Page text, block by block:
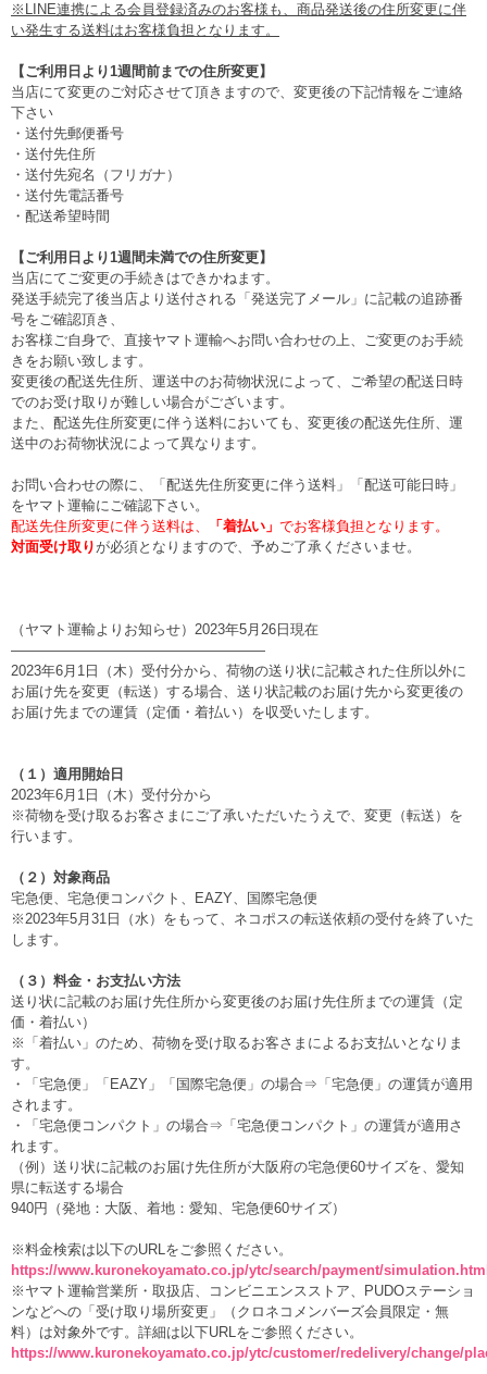
※LINE連携による会員登録済みのお客様も、商品発送後の住所変更に伴
い発生する送料はお客様負担となります。
【ご利用日より1週間前までの住所変更】
当店にて変更のご対応させて頂きますので、変更後の下記情報をご連絡
下さい
・送付先郵便番号
・送付先住所
・送付先宛名（フリガナ）
・送付先電話番号
・配送希望時間
【ご利用日より1週間未満での住所変更】
当店にてご変更の手続きはできかねます。
発送手続完了後当店より送付される「発送完了メール」に記載の追跡番
号をご確認頂き、
お客様ご自身で、直接ヤマト運輸へお問い合わせの上、ご変更のお手続
きをお願い致します。
変更後の配送先住所、運送中のお荷物状況によって、ご希望の配送日時
でのお受け取りが難しい場合がございます。
また、配送先住所変更に伴う送料においても、変更後の配送先住所、運
送中のお荷物状況によって異なります。
お問い合わせの際に、「配送先住所変更に伴う送料」「配送可能日時」
をヤマト運輸にご確認下さい。
配送先住所変更に伴う送料は、
「着払い」 でお客様負担となります。
対面受け取りが必須となりますので、予めご了承くださいませ。
（ヤマト運輸よりお知らせ）2023年5月26日現在
——————————————————
2023年6月1日（木）受付分から、荷物の送り状に記載された住所以外に
お届け先を変更（転送）する場合、送り状記載のお届け先から変更後の
お届け先までの運賃（定価・着払い）を収受いたします。
（１）適用開始日
2023年6月1日（木）受付分から
※荷物を受け取るお客さまにご了承いただいたうえで、変更（転送）を
行います。
（２）対象商品
宅急便、宅急便コンパクト、EAZY、国際宅急便
※2023年5月31日（水）をもって、ネコポスの転送依頼の受付を終了いた
します。
（３）料金・お支払い方法
送り状に記載のお届け先住所から変更後のお届け先住所までの運賃（定
価・着払い）
※「着払い」のため、荷物を受け取るお客さまによるお支払いとなりま
す。
・「宅急便」「EAZY」「国際宅急便」の場合⇒「宅急便」の運賃が適用
されます。
・「宅急便コンパクト」の場合⇒「宅急便コンパクト」の運賃が適用さ
れます。
（例）送り状に記載のお届け先住所が大阪府の宅急便60サイズを、愛知
県に転送する場合
940円（発地：大阪、着地：愛知、宅急便60サイズ）
※料金検索は以下のURLをご参照ください。
https://www.kuronekoyamato.co.jp/ytc/search/payment/
※ヤマト運輸営業所・取扱店、コンビニエンスストア、PUDOステーショ
ンなどへの「受け取り場所変更」（クロネコメンバーズ会員限定・無
料）は対象外です。詳細は以下URLをご参照ください。
https://www.kuronekoyamato.co.jp/ytc/customer/redelivery/change/